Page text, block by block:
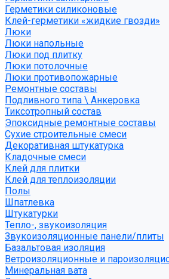
Герметики силиконовые
Клей-герметики «жидкие гвозди»
Люки
Люки напольные
Люки под плитку
Люки потолочные
Люки противопожарные
Ремонтные составы
Подливного типа \ Анкеровка
Тиксотропный состав
Эпоксидные ремонтные составы
Сухие строительные смеси
Декоративная штукатурка
Кладочные смеси
Клей для плитки
Клей для теплоизоляции
Полы
Шпатлевка
Штукатурки
Тепло-, звукоизоляция
Звукоизоляционные панели/плиты
Базальтовая изоляция
Ветроизоляционные и
Минеральная вата